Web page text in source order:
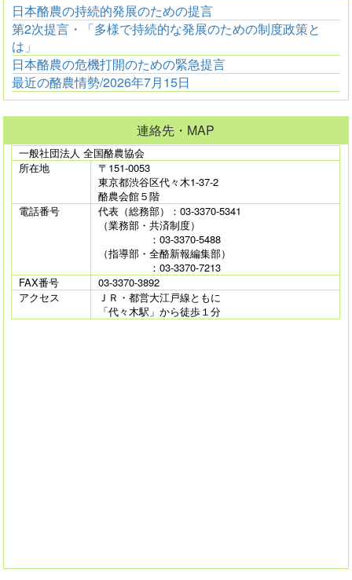
日本酪農の持続的発展のための提言
第2次提言・「多様で持続的な発展のための制度政策と
は」
日本酪農の危機打開のための緊急提言
最近の酪農情勢/2026年7月15日
連絡先・MAP
一般社団法人 全国酪農協会
所在地
〒151-0053
東京都渋谷区代々木1-37-2
酪農会館５階
電話番号
代表（総務部）：03-3370-5341
（業務部・共済制度）
：03-3370-5488
（指導部・全酪新報編集部）
：03-3370-7213
FAX番号
03-3370-3892
アクセス
ＪＲ・都営大江戸線ともに
「代々木駅」から徒歩１分